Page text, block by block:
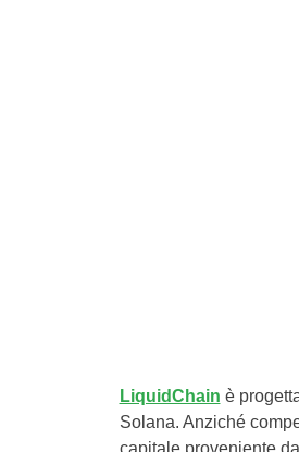
LiquidChain è
Solana. Anziché
capitale proveniente